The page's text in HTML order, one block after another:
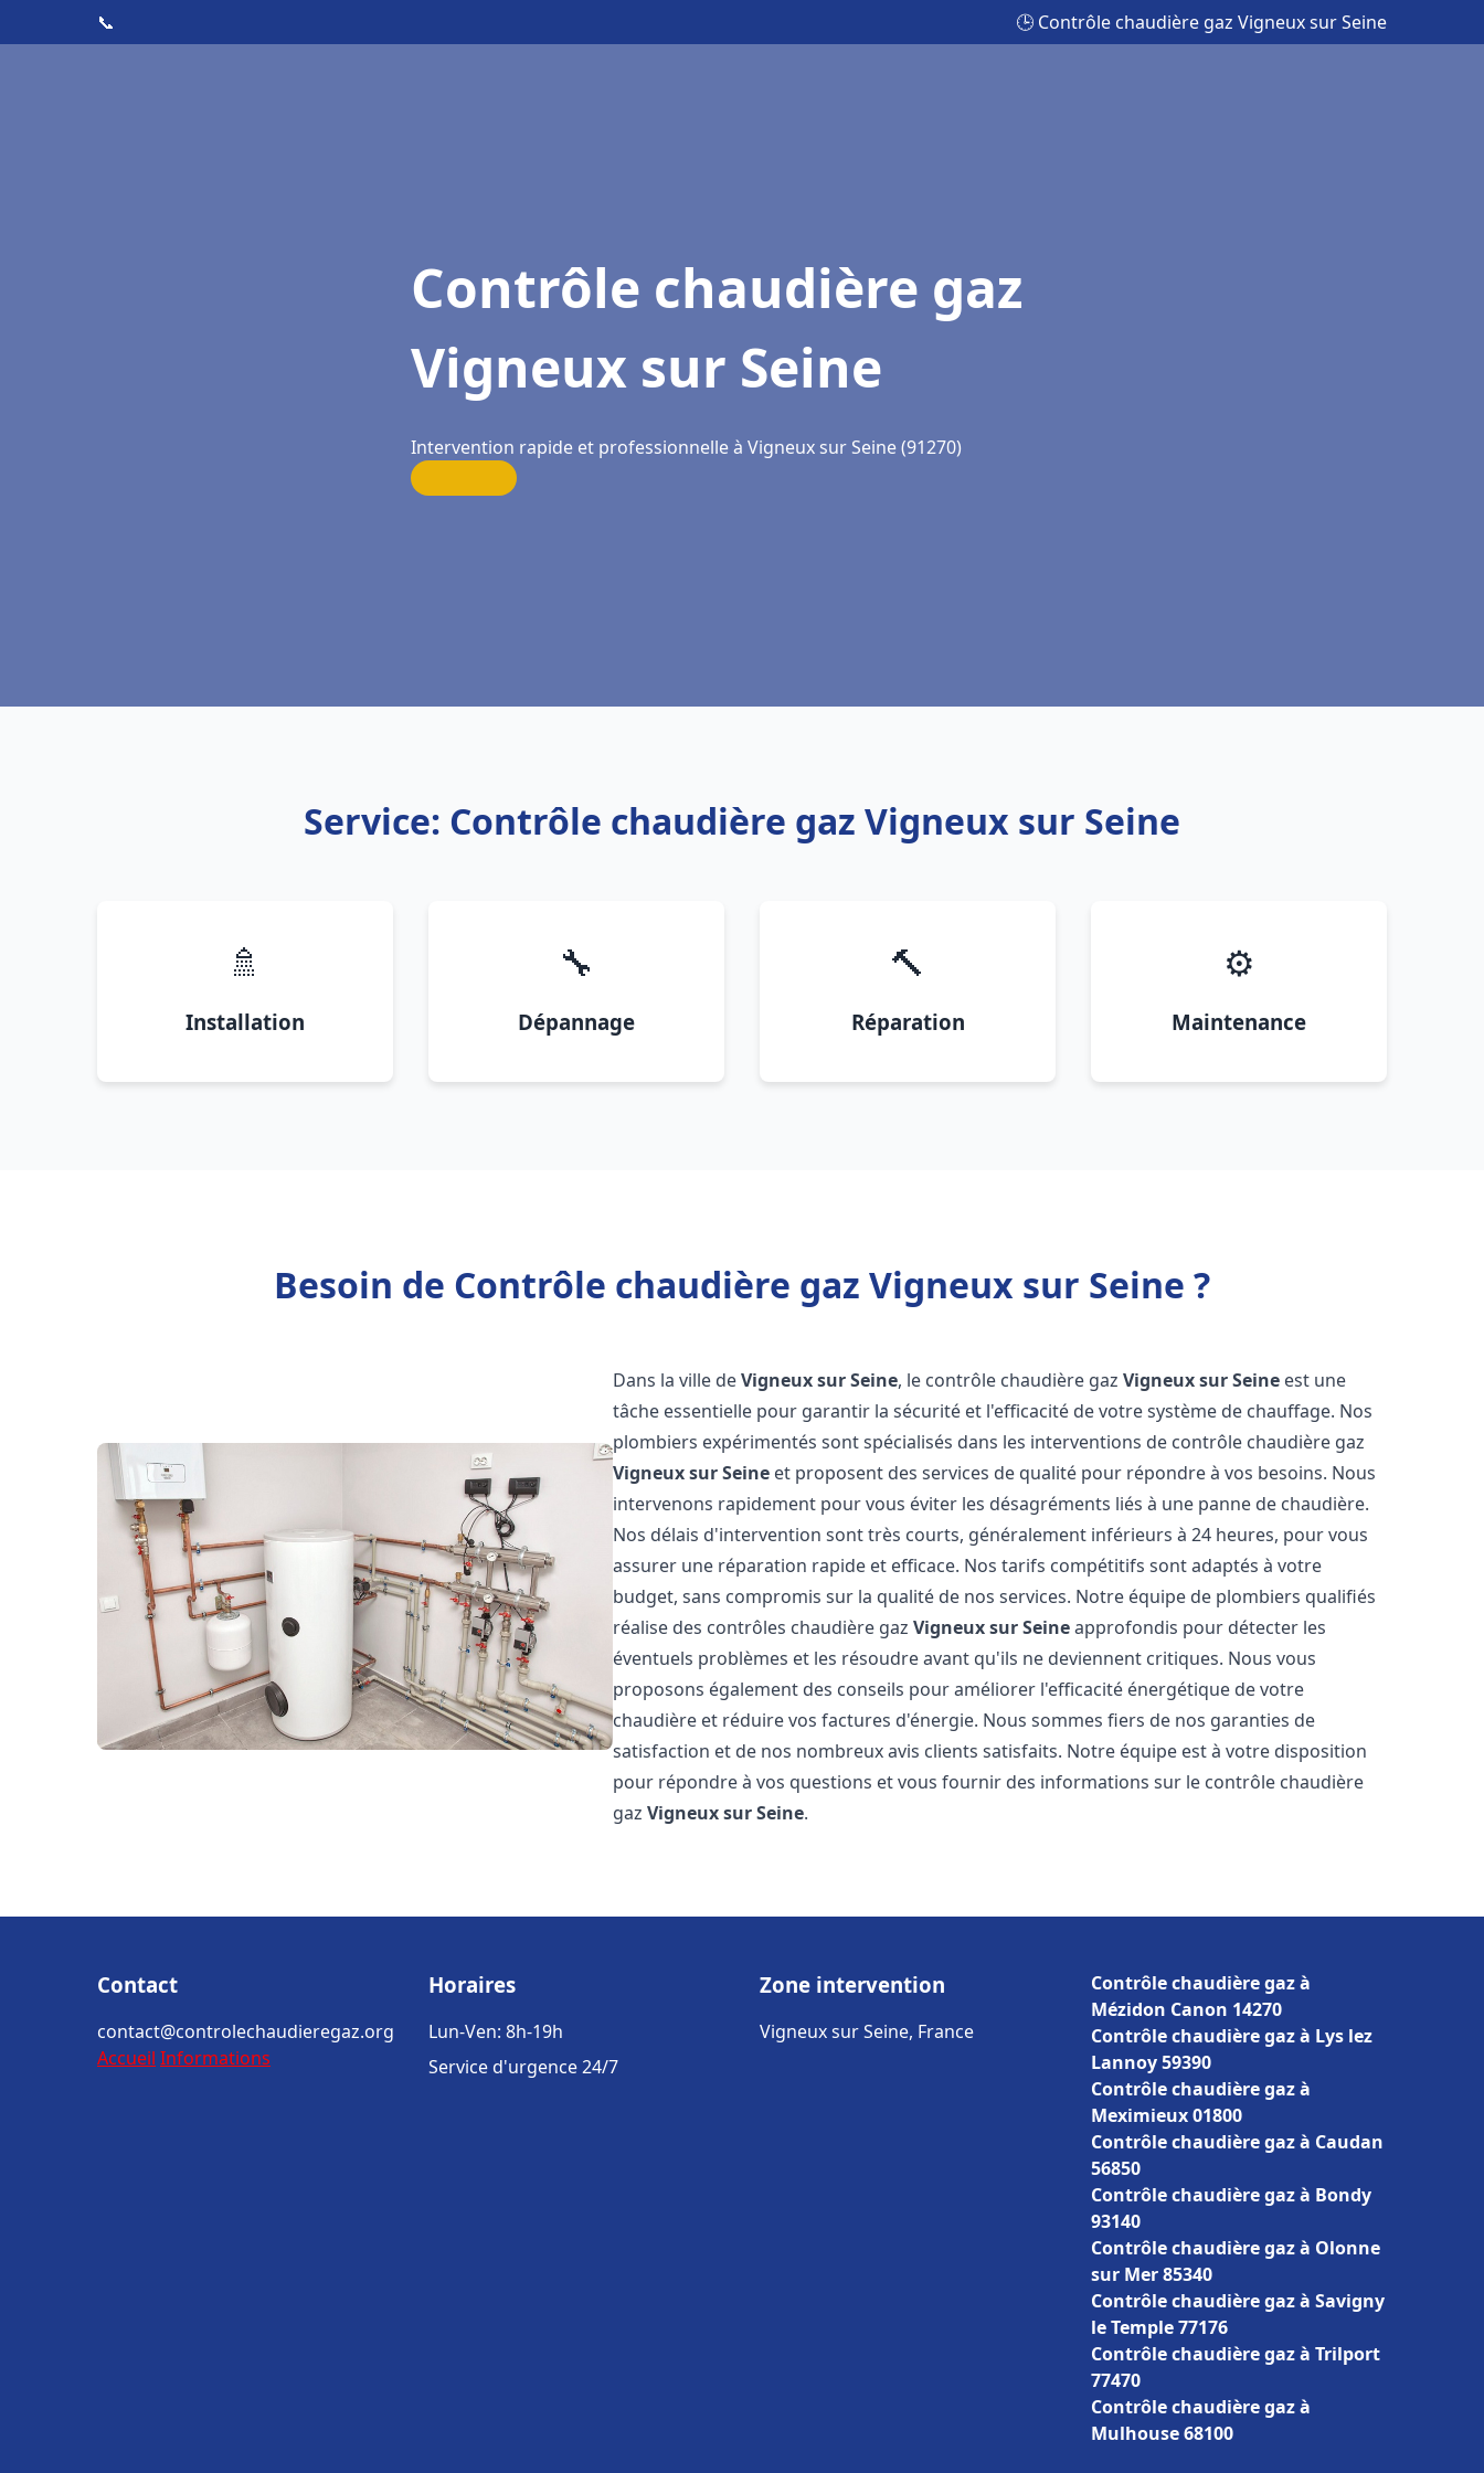
📞 🕒 Contrôle chaudière gaz Vigneux sur Seine
Contrôle chaudière gaz
Vigneux sur Seine
Intervention rapide et professionnelle à Vigneux sur Seine (91270)
Service: Contrôle chaudière gaz Vigneux sur Seine
🚿
Installation
🔧
Dépannage
🔨
Réparation
⚙️
Maintenance
Besoin de Contrôle chaudière gaz Vigneux sur Seine ?
Dans la ville deVigneux sur Seine, le contrôle chaudière gazVigneux sur Seine est une
tâche essentielle pour garantir la sécurité et l'efficacité de votre système de chauffage. Nos
plombiers expérimentés sont spécialisés dans les interventions de contrôle chaudière gaz
Vigneux sur Seine et proposent des services de qualité pour répondre à vos besoins. Nous
intervenons rapidement pour vous éviter les désagréments liés à une panne de chaudière.
Nos délais d'intervention sont très courts, généralement inférieurs à 24 heures, pour vous
assurer une réparation rapide et efficace. Nos tarifs compétitifs sont adaptés à votre
budget, sans compromis sur la qualité de nos services. Notre équipe de plombiers qualifiés
réalise des contrôles chaudière gazVigneux sur Seineapprofondis pour détecter les
éventuels problèmes et les résoudre avant qu'ils ne deviennent critiques. Nous vous
proposons également des conseils pour améliorer l'efficacité énergétique de votre
chaudière et réduire vos factures d'énergie. Nous sommes fiers de nos garanties de
satisfaction et de nos nombreux avis clients satisfaits. Notre équipe est à votre disposition
pour répondre à vos questions et vous fournir des informations sur le contrôle chaudière
gazVigneux sur Seine.
Contact
contact@controlechaudieregaz.org
Accueil Informations
Horaires
Lun-Ven: 8h-19h
Service d'urgence 24/7
Zone intervention
Vigneux sur Seine, France
Contrôle chaudière gaz à
Mézidon Canon 14270
Contrôle chaudière gaz à Lys lez
Lannoy 59390
Contrôle chaudière gaz à
Meximieux 01800
Contrôle chaudière gaz à Caudan
56850
Contrôle chaudière gaz à Bondy
93140
Contrôle chaudière gaz à Olonne
sur Mer 85340
Contrôle chaudière gaz à Savigny
le Temple 77176
Contrôle chaudière gaz à Trilport
77470
Contrôle chaudière gaz à
Mulhouse 68100